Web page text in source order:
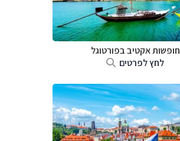
חופשות אקטיב בפורטוגל
לחץ לפרטים